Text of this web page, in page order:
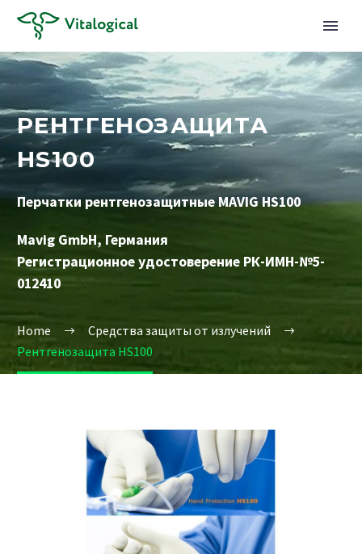
РЕНТГЕНОЗАЩИТА
HS100
Перчатки рентгенозащитные MAVIG HS100
Mavig GmbH, Германия
Регистрационное удостоверение РК-ИМН-№5-
012410
Home
Средства защиты от излучений
Рентгенозащита HS100